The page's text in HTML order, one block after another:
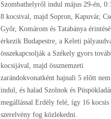
Szombathelyről indul május 29-én,
8 kocsival, majd Sopron, Kapuvár,
Győr, Komárom és Tatabánya
érkezik Budapestre, a Keleti
összekapcsolják a Székely gyors
kocsijával, majd össznemzeti
zarándokvonatként hajnali 5 előtt
indul, és halad Szolnok és
megállással Erdély felé, így 16 kocsis
szerelvény fog közlekedni.